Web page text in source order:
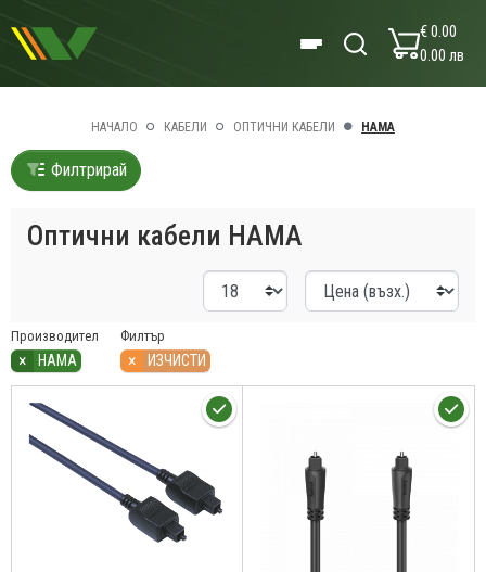
€ 0.00
0.00 лв
НАЧАЛО КАБЕЛИ ОПТИЧНИ КАБЕЛИ HAMA
Филтрирай
Оптични кабели HAMA
Производител
× HAMA
Филтър
× ИЗЧИСТИ